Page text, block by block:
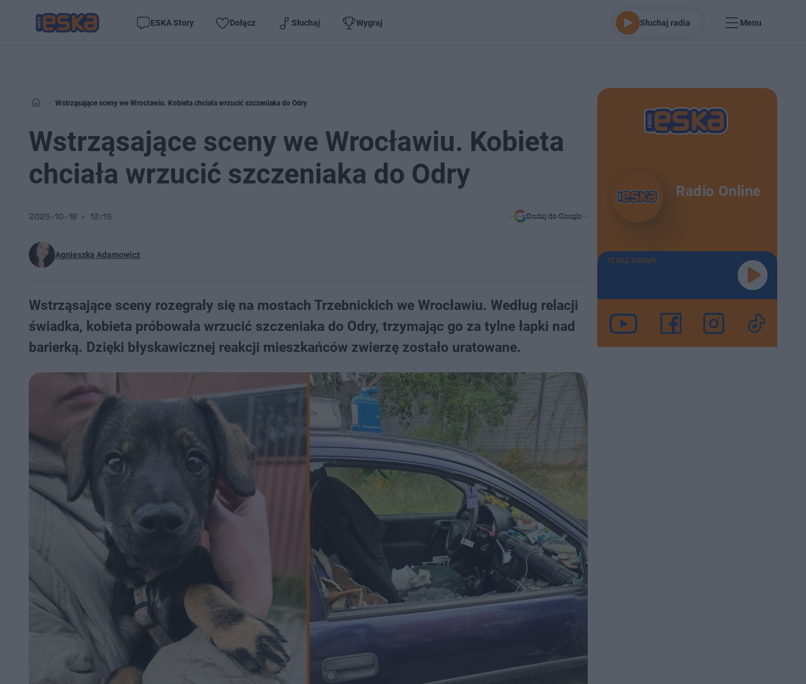
ESKA Story Dołącz Słuchaj Wygraj Słuchaj radia Menu
Wstrząsające sceny we Wrocławiu. Kobieta chciała wrzucić szczeniaka do Odry
Wstrząsające sceny we Wrocławiu. Kobieta
chciała wrzucić szczeniaka do Odry
Agnieszka Adamowicz
2025-10-18 13:15 Dodaj do Google
Wstrząsające sceny rozegrały się na mostach Trzebnickich we Wrocławiu. Według relacji
świadka, kobieta próbowała wrzucić szczeniaka do Odry, trzymając go za tylne łapki nad
barierką. Dzięki błyskawicznej reakcji mieszkańców zwierzę zostało uratowane.
Radio Online
TERAZ GRAMY